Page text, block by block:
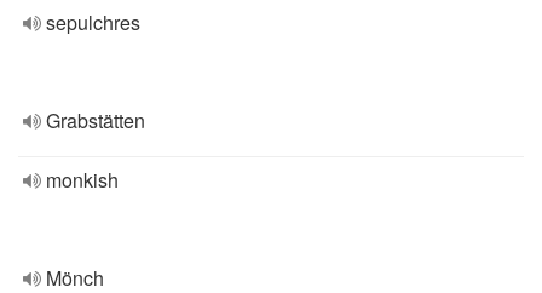
sepulchres
Grabstätten
monkish
Mönch